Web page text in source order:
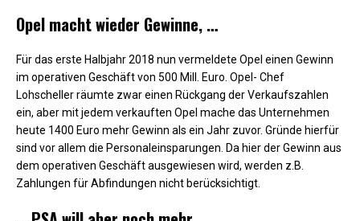
Opel macht wieder Gewinne, …
Für das erste Halbjahr 2018 nun vermeldete Opel einen Gewinn
im operativen Geschäft von 500 Mill. Euro. Opel- Chef
Lohscheller räumte zwar einen Rückgang der Verkaufszahlen
ein, aber mit jedem verkauften Opel mache das Unternehmen
heute 1400 Euro mehr Gewinn als ein Jahr zuvor. Gründe hierfür
sind vor allem die Personaleinsparungen. Da hier der Gewinn aus
dem operativen Geschäft ausgewiesen wird, werden z.B.
Zahlungen für Abfindungen nicht berücksichtigt.